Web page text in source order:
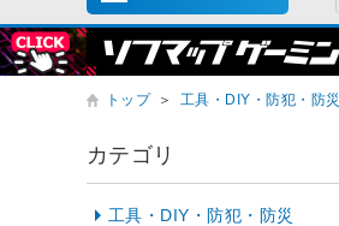
トップ ＞ 工具・DIY・防犯・防災
カテゴリ
工具・DIY・防犯・防災